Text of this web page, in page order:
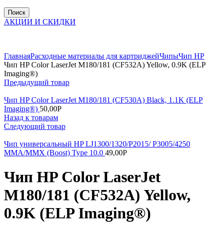
Поиск
АКЦИИ И СКИДКИ
ГлавнаяРасходные материалы для картриджейЧипыЧип НР
Чип HP Color LaserJet M180/181 (CF532A) Yellow, 0.9K (ELP
Imaging®)
Предыдущий товар
Чип HP Color LaserJet M180/181 (CF530A) Black, 1.1K (ELP
Imaging®) 50,00Р
Назад к товарам
Следующий товар
Чип универсальный HP LJ1300/1320/P2015/ P3005/4250
MMA/MMX (Boost) Type 10.0 49,00Р
Чип HP Color LaserJet
M180/181 (CF532A) Yellow,
0.9K (ELP Imaging®)